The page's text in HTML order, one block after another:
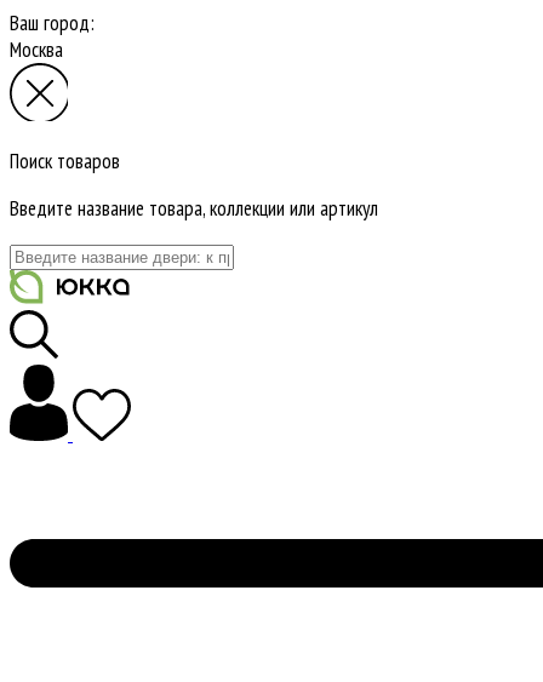
Ваш город:
Москва
Поиск товаров
Введите название товара, коллекции или артикул